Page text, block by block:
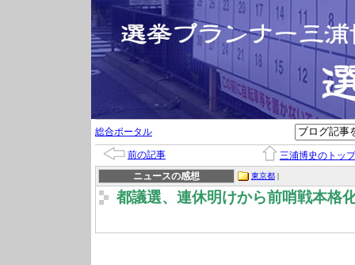
総合ポータル
前の記事
三浦博史のトップ
ニュースの感想
東京都 |
都議選、連休明けから前哨戦本格